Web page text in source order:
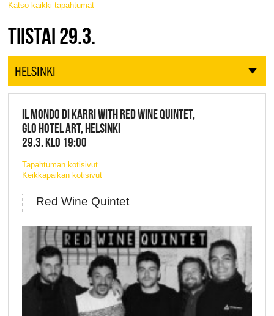
Katso kaikki tapahtumat
JAZZ FINLAND LIVE
TIISTAI 29.3.
HELSINKI
IL MONDO DI KARRI WITH RED WINE QUINTET,
GLO HOTEL ART, HELSINKI
29.3. KLO 19:00
Tapahtuman kotisivut
Keikkapaikan kotisivut
Red Wine Quintet